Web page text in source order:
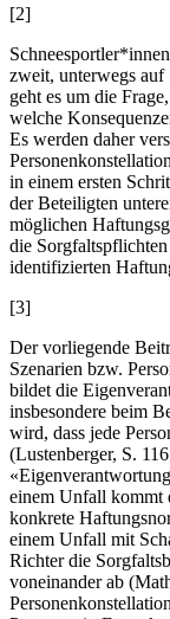
[2]
zweit, unterwegs auf
geht es um die
welche
Es werden daher
in einem ersten
der Beteiligten
möglichen
die
identifizierten
[3]
Der vorliegende
Szenarien bzw.
bildet die
insbesondere beim
wird, dass jede
(Lustenberger, S.
einem Unfall kommt
konkrete
einem Unfall mit
Richter die
voneinander ab (